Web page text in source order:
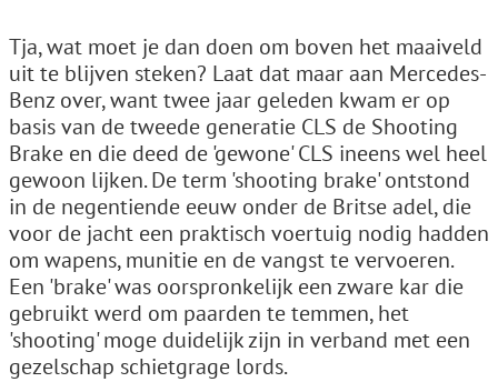
Tja, wat moet je dan doen om boven het maaiveld
uit te blijven steken? Laat dat maar aan Mercedes-
Benz over, want twee jaar geleden kwam er op
basis van de tweede generatie CLS de Shooting
Brake en die deed de 'gewone' CLS ineens wel heel
gewoon lijken. De term 'shooting brake' ontstond
in de negentiende eeuw onder de Britse adel, die
voor de jacht een praktisch voertuig nodig hadden
om wapens, munitie en de vangst te vervoeren.
Een 'brake' was oorspronkelijk een zware kar die
gebruikt werd om paarden te temmen, het
'shooting' moge duidelijk zijn in verband met een
gezelschap schietgrage lords.